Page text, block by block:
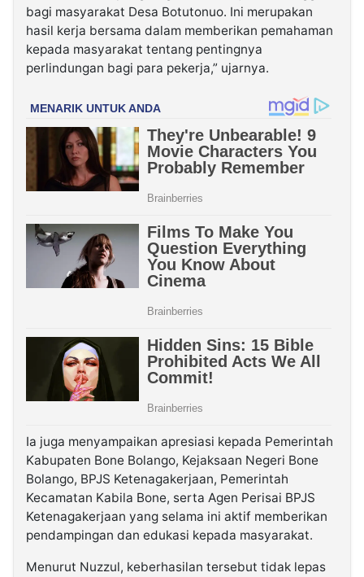
bagi masyarakat Desa Botutonuo. Ini merupakan
hasil kerja bersama dalam memberikan pemahaman
kepada masyarakat tentang pentingnya
perlindungan bagi para pekerja,” ujarnya.
Ia juga menyampaikan apresiasi kepada Pemerintah
Kabupaten Bone Bolango, Kejaksaan Negeri Bone
Bolango, BPJS Ketenagakerjaan, Pemerintah
Kecamatan Kabila Bone, serta Agen Perisai BPJS
Ketenagakerjaan yang selama ini aktif memberikan
pendampingan dan edukasi kepada masyarakat.
Menurut Nuzzul, keberhasilan tersebut tidak lepas